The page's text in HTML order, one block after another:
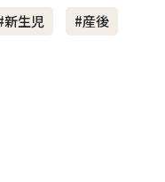
新生児
#産後